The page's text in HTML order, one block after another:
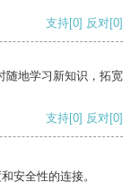
支持[0] 反对[0]
随地学习新知识，拓宽
支持[0] 反对[0]
安全性的连接。